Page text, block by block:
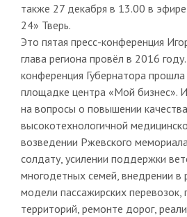
также 27 декабря в 13.00 в
24» Тверь.
Это пятая пресс-конференция
глава региона провёл в 2016
конференция Губернатора
площадке центра «Мой бизнес».
на вопросы о повышении
высокотехнологичной
возведении Ржевского
солдату, усилении поддержки
многодетных семей, внедрении в
модели пассажирских перевозок,
территорий, ремонте дорог,